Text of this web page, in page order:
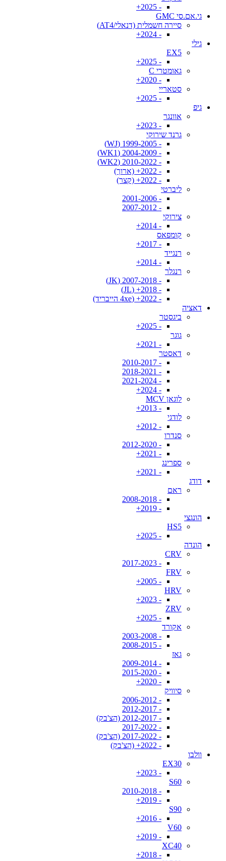
- 2025+
גי.אם.סי GMC
סיירה חשמלית (דנאלי/AT4)
- 2024+
גילי
EX5
- 2025+
גאומטרי C
- 2020+
סטאריי
- 2025+
גיפ
אוונגר
- 2023+
גרנד שירוקי
- 1999-2005 (WJ)
- 2004-2009 (WK1)
- 2010-2022 (WK2)
- 2022+ (ארוך)
- 2022+ (קצר)
ליברטי
- 2001-2006
- 2007-2012
צירוקי
- 2014+
קומפאס
- 2017+
רנגייד
- 2014+
רנגלר
- 2007-2018 (JK)
- 2018+ (JL)
- 2022+ (4xe הייבריד)
דאציה
ביגסטר
- 2025+
גוגר
- 2021+
דאסטר
- 2010-2017
- 2018-2021
- 2021-2024
- 2024+
לוגאן MCV
- 2013+
לודגי
- 2012+
סנדרו
- 2012-2020
- 2021+
ספרינג
- 2021+
דודג
ראם
- 2008-2018
- 2019+
הונגצי
HS5
- 2025+
הונדה
CRV
- 2017-2023
FRV
- 2005+
HRV
- 2023+
ZRV
- 2025+
אקורד
- 2003-2008
- 2008-2015
גאז
- 2009-2014
- 2015-2020
- 2020+
סיוויק
- 2006-2012
- 2012-2017
- 2012-2017 (הצ'בק)
- 2017-2022
- 2017-2022 (הצ'בק)
- 2022+ (הצ'בק)
וולבו
EX30
- 2023+
S60
- 2010-2018
- 2019+
S90
- 2016+
V60
- 2019+
XC40
- 2018+